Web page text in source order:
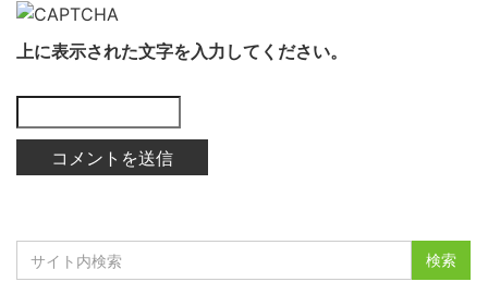
上に表示された文字を入力してください。